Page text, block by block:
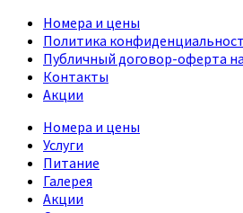
Номера и цены
Политика
Публичный договор-оферта
Контакты
Акции
Номера и цены
Услуги
Питание
Галерея
Акции